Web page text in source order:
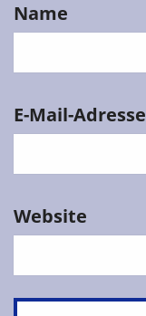
Name
E-Mail-Adresse
Website